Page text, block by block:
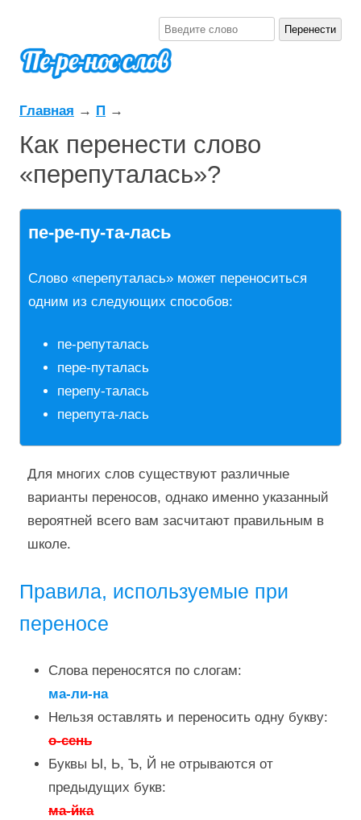
Главная → П →
Как перенести слово
«перепуталась»?
пе-ре-пу-та-лась
Слово «перепуталась» может переноситься
одним из следующих способов:
пе-репуталась
пере-путалась
перепу-талась
перепута-лась
Для многих слов существуют различные
варианты переносов, однако именно указанный
вероятней всего вам засчитают правильным в
школе.
Правила, используемые при
переносе
Слова переносятся по слогам:
ма-ли-на
Нельзя оставлять и переносить одну букву:
о-сень
Буквы Ы, Ь, Ъ, Й не отрываются от
предыдущих букв:
ма-йка